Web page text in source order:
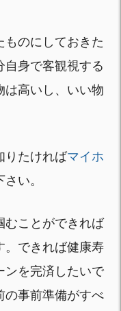
ものにしておきた
自身で客観視する
は高いし、いい物
りたければマイホ
い。
むことができれば
。できれば健康寿
ンを完済したいで
の事前準備がすべ